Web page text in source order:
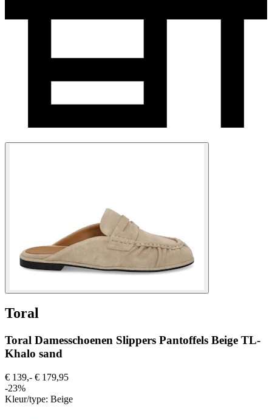
Toral
Toral Damesschoenen Slippers Pantoffels Beige TL-
Khalo sand
€ 139,- € 179,95
-23%
Kleur/type: Beige